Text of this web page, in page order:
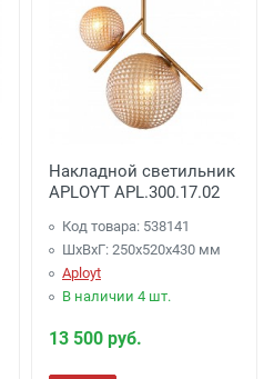
Накладной светильник
APLOYT APL.300.17.02
Код товара: 538141
ШхВхГ: 250x520x430 мм
Aployt
В наличии 4 шт.
13 500 руб.